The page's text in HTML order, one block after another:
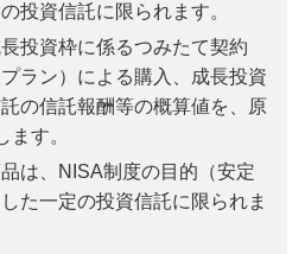
投資信託に限られます。
投資枠に係るつみたて契約
ラン）による購入、成長投資
の信託報酬等の概算値を、原
ます。
は、NISA制度の目的（安定
た一定の投資信託に限られま